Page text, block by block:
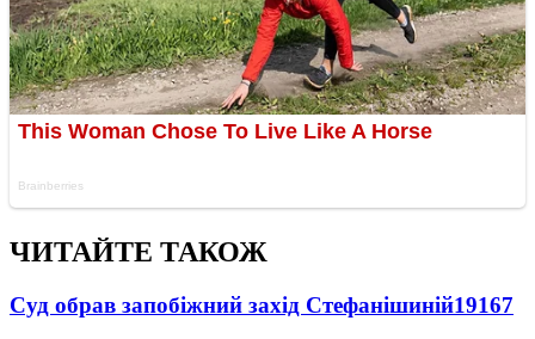
ЧИТАЙТЕ ТАКОЖ
Суд обрав запобіжний захід Стефанішиній19167